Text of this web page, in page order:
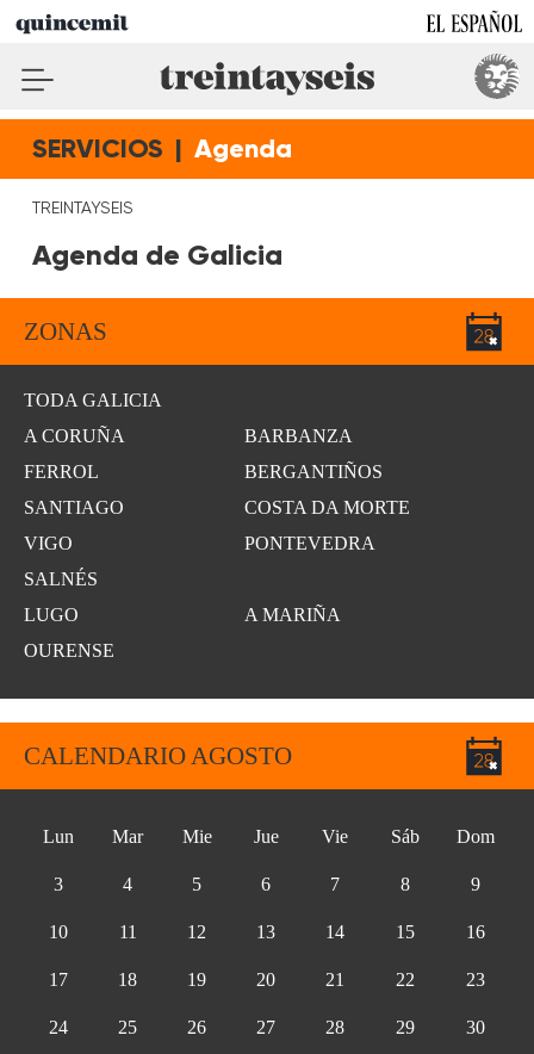
SERVICIOS | Agenda
TREINTAYSEIS
Agenda de Galicia
ZONAS
TODA GALICIA
A CORUÑA
FERROL
SANTIAGO
BARBANZA
BERGANTIÑOS
COSTA DA MORTE
VIGO
SALNÉS
PONTEVEDRA
LUGO
A MARIÑA
OURENSE
CALENDARIO AGOSTO
Lun Mar Mie Jue Vie Sáb Dom
3 4 5 6 7 8 9
10 11 12 13 14 15 16
17 18 19 20 21 22 23
24 25 26 27 28 29 30